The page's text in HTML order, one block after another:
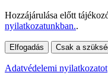
Hozzájárulása előtt
nyilatkozatunkban..
Elfogadás Csak a
Adatvédelemi nyilatkozatot